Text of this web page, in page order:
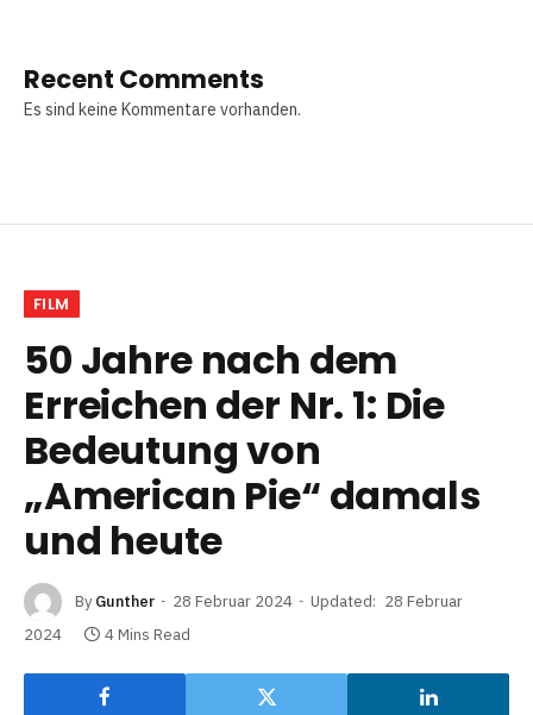
Recent Comments
Es sind keine Kommentare vorhanden.
FILM
50 Jahre nach dem
Erreichen der Nr. 1: Die
Bedeutung von
„American Pie“ damals
und heute
By Gunther 28 Februar 2024 Updated: 28 Februar
2024
4 Mins Read